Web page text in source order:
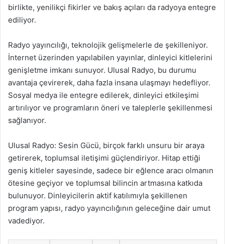
birlikte, yenilikçi fikirler ve bakış açıları da radyoya entegre
ediliyor.
Radyo yayıncılığı, teknolojik gelişmelerle de şekilleniyor.
İnternet üzerinden yapılabilen yayınlar, dinleyici kitlelerini
genişletme imkanı sunuyor. Ulusal Radyo, bu durumu
avantaja çevirerek, daha fazla insana ulaşmayı hedefliyor.
Sosyal medya ile entegre edilerek, dinleyici etkileşimi
artırılıyor ve programların öneri ve taleplerle şekillenmesi
sağlanıyor.
Ulusal Radyo: Sesin Gücü, birçok farklı unsuru bir araya
getirerek, toplumsal iletişimi güçlendiriyor. Hitap ettiği
geniş kitleler sayesinde, sadece bir eğlence aracı olmanın
ötesine geçiyor ve toplumsal bilincin artmasına katkıda
bulunuyor. Dinleyicilerin aktif katılımıyla şekillenen
program yapısı, radyo yayıncılığının geleceğine dair umut
vadediyor.